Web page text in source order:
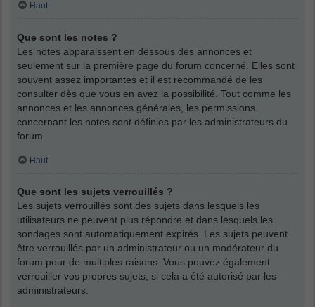
Haut
Que sont les notes ?
Les notes apparaissent en dessous des annonces et
seulement sur la première page du forum concerné. Elles sont
souvent assez importantes et il est recommandé de les
consulter dès que vous en avez la possibilité. Tout comme les
annonces et les annonces générales, les permissions
concernant les notes sont définies par les administrateurs du
forum.
Haut
Que sont les sujets verrouillés ?
Les sujets verrouillés sont des sujets dans lesquels les
utilisateurs ne peuvent plus répondre et dans lesquels les
sondages sont automatiquement expirés. Les sujets peuvent
être verrouillés par un administrateur ou un modérateur du
forum pour de multiples raisons. Vous pouvez également
verrouiller vos propres sujets, si cela a été autorisé par les
administrateurs.